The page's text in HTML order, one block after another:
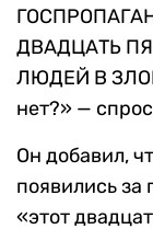
ДВАДЦАТЬ
ЛЮДЕЙ В
нет?» —
Он добавил,
появились за
«этот